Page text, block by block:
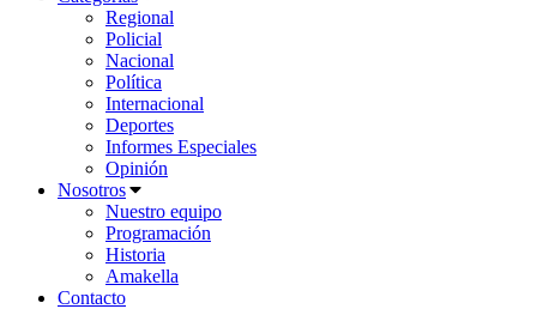
Regional
Policial
Nacional
Política
Internacional
Deportes
Informes Especiales
Opinión
Nosotros
Nuestro equipo
Programación
Historia
Amakella
Contacto